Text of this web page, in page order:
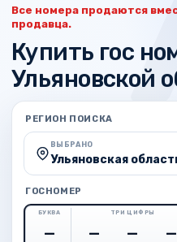
Все номера продаются
продавца.
Купить гос
Ульяновской
РЕГИОН ПОИСКА
ВЫБРАНО
Ульяновская
ГОСНОМЕР
БУКВА ТРИ ЦИФРЫ